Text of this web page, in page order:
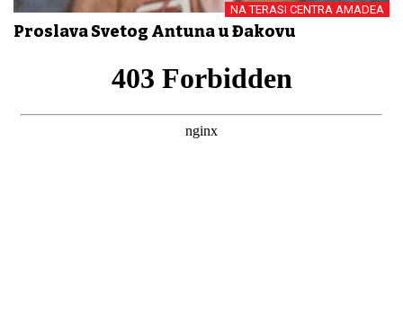
NA TERASI CENTRA AMADEA
Proslava Svetog Antuna u Đakovu